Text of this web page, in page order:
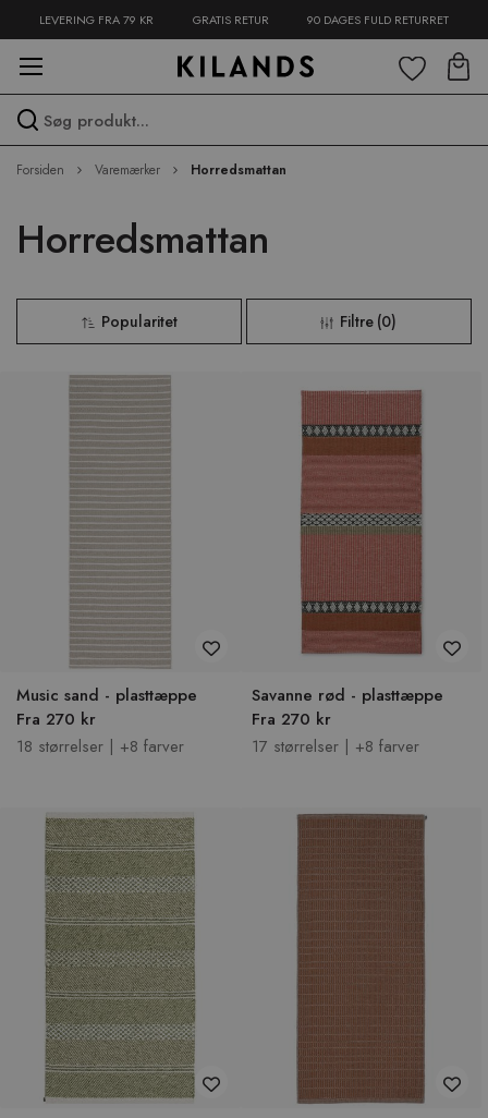
Spring
indhold
LEVERING FRA 79 KR GRATIS RETUR 90 DAGES FULD RETURRET
over
Forsiden Varemærker Horredsmattan
Horredsmattan
Popularitet Filtre (0)
Music sand - plasttæppe
Fra 270 kr
18 størrelser | +8 farver
Savanne rød - plasttæppe
Fra 270 kr
17 størrelser | +8 farver